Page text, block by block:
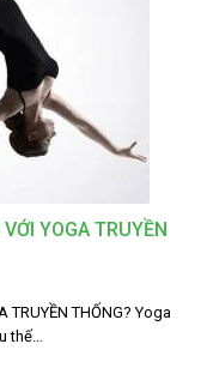
YOGA TRUYỀN
TRUYỀN THỐNG? Yoga
thế…